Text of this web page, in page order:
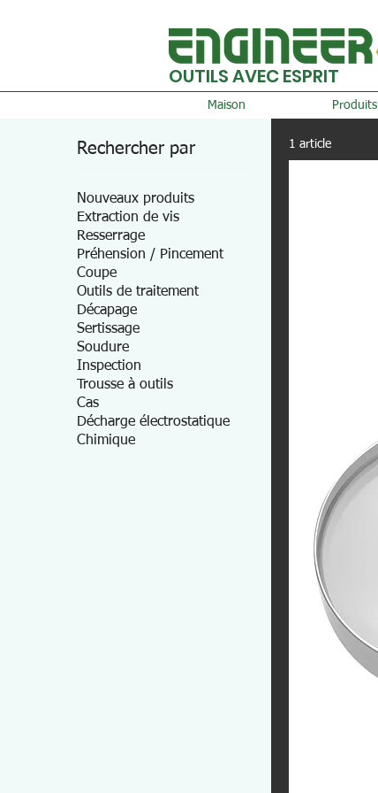
OUTILS AVEC ESPRIT
Maison Produits
Rechercher par
Nouveaux produits
Extraction de vis
Resserrage
Préhension / Pincement
Coupe
Outils de traitement
Décapage
Sertissage
Soudure
Inspection
Trousse à outils
Cas
Décharge électrostatique
Chimique
1 article